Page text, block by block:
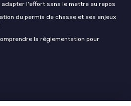
adapter l'effort sans le mettre au repos
du permis de chasse et ses enjeux
la réglementation pour